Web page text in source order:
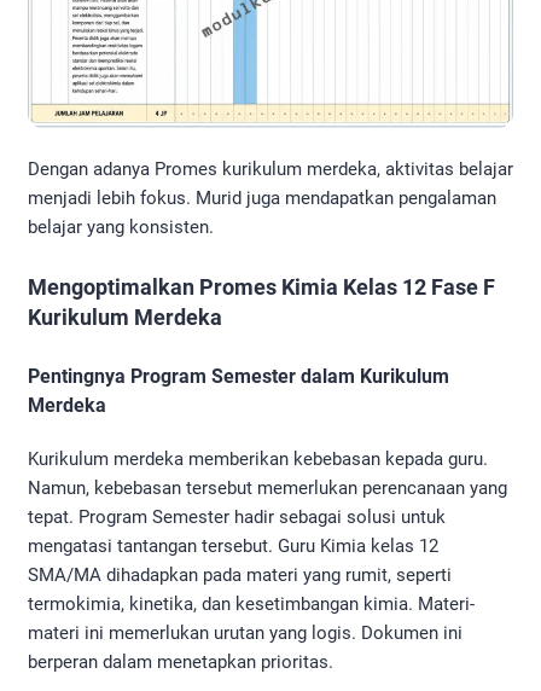
Dengan adanya Promes kurikulum merdeka, aktivitas belajar
menjadi lebih fokus. Murid juga mendapatkan pengalaman
belajar yang konsisten.
Mengoptimalkan Promes Kimia Kelas 12 Fase F
Kurikulum Merdeka
Pentingnya Program Semester dalam Kurikulum
Merdeka
Kurikulum merdeka memberikan kebebasan kepada guru.
Namun, kebebasan tersebut memerlukan perencanaan yang
tepat. Program Semester hadir sebagai solusi untuk
mengatasi tantangan tersebut. Guru Kimia kelas 12
SMA/MA dihadapkan pada materi yang rumit, seperti
termokimia, kinetika, dan kesetimbangan kimia. Materi-
materi ini memerlukan urutan yang logis. Dokumen ini
berperan dalam menetapkan prioritas.